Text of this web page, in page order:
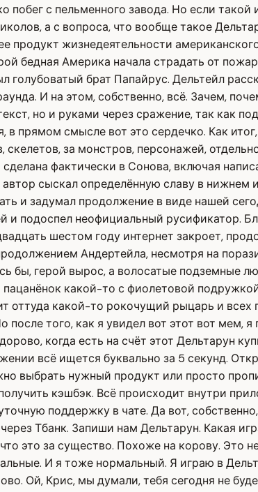
с пельменного завода. Но если
а с вопроса, что вообще такое
продукт жизнедеятельности
бедная Америка начала страдать от
голубоватый брат Папайрус. Дельтейл
И на этом, собственно, всё. Зачем,
но и руками через сражение, так как
прямом смысле вот это сердечко. Как
за монстров, персонажей,
фактически в Сонова, включая
сыскал определённую славу в
и задумал продолжение в виде нашей
подоспел неофициальный русификатор.
шестом году интернет закроет,
Андертейла, несмотря на
бы, герой вырос, а волосатые подземные
какой-то с фиолетовой
оттуда какой-то рокочущий рыцарь и
того, как я увидел вот этот вот мем,
когда есть на счёт этот Дельтарун
всё ищется буквально за 5 секунд.
выбрать нужный продукт или просто
кэшбэк. Всё происходит внутри
поддержку в чате. Да вот,
Тбанк. Запиши нам Дельтарун. Какая
это за существо. Похоже на корову. Это
И я тоже нормальный. Я играю в
Ой, Крис, мы думали, тебя сегодня не